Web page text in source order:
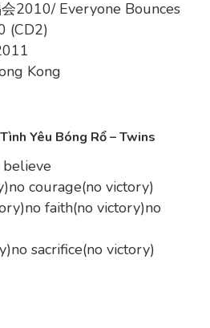
2010/ Everyone Bounces
(CD2)
Kong
Yêu Bóng Rổ – Twins
courage(no victory)
faith(no victory)no
sacrifice(no victory)